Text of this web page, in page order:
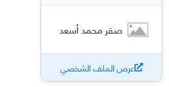
صقر محمد أسعد
عرض الملف الشخصي